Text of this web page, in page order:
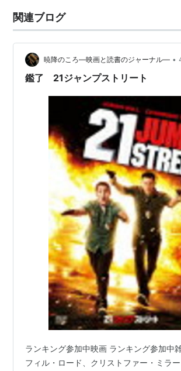
マネーボール
関連ブログ
暁降のころ―映画と読書のジャーナル― •
鑑了 21ジャンプストリート
ランキング参加中映画 ランキング参加中
フィル・ロード、クリストファー・ミラ